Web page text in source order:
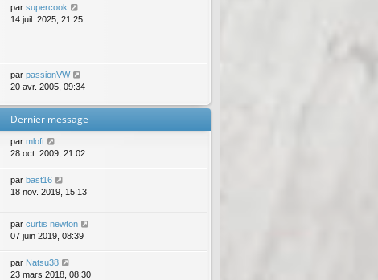
par supercook
14 juil. 2025, 21:25
par passionVW
20 avr. 2005, 09:34
Dernier message
par mloft
28 oct. 2009, 21:02
par bast16
18 nov. 2019, 15:13
par curtis newton
07 juin 2019, 08:39
par Natsu38
23 mars 2018, 08:30